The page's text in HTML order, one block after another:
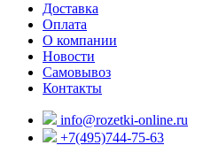
Доставка
Оплата
О компании
Новости
Самовывоз
Контакты
info@rozetki-online.ru
+7(495)744-75-63